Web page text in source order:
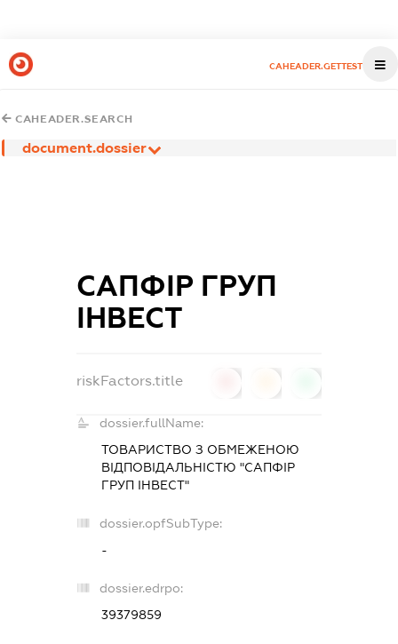
CAHEADER.GETTEST
CAHEADER.SEARCH
document.dossier
САПФІР ГРУП
ІНВЕСТ
riskFactors.title
dossier.fullName:
ТОВАРИСТВО З ОБМЕЖЕНОЮ
ВІДПОВІДАЛЬНІСТЮ "САПФІР
ГРУП ІНВЕСТ"
dossier.opfSubType:
-
dossier.edrpo:
39379859